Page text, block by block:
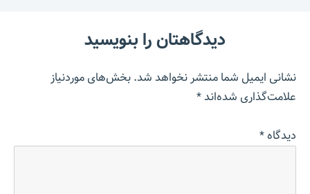
دیدگاهتان را بنویسید
نشانی ایمیل شما منتشر نخواهد شد.بخش‌های موردنیاز
علامت‌گذاری شده‌اند*
دیدگاه*